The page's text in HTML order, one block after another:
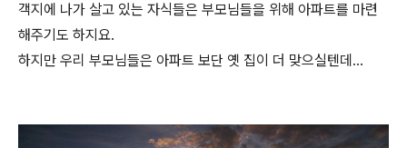
객지에 나가 살고 있는 자식들은 부모님들을 위해 아파트를 마련
해주기도 하지요.
하지만 우리 부모님들은 아파트 보단 옛 집이 더 맞으실텐데...